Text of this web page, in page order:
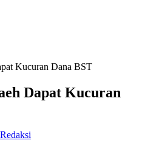
Kucuran Dana BST
Dapat Kucuran
Redaksi